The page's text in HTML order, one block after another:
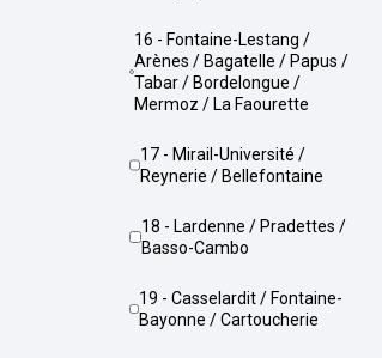
16 - Fontaine-Lestang /
Arènes / Bagatelle / Papus /
Tabar / Bordelongue /
Mermoz / La Faourette
17 - Mirail-Université /
Reynerie / Bellefontaine
18 - Lardenne / Pradettes /
Basso-Cambo
19 - Casselardit / Fontaine-
Bayonne / Cartoucherie